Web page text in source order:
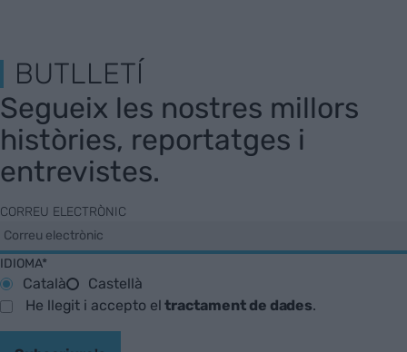
BUTLLETÍ
Segueix les nostres millors
històries, reportatges i
entrevistes.
CORREU ELECTRÒNIC
IDIOMA*
Català
Castellà
He llegit i accepto eltractament de dades.